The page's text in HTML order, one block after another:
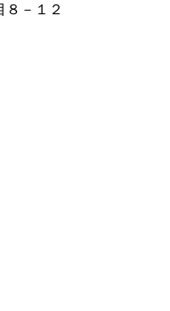
８－１２